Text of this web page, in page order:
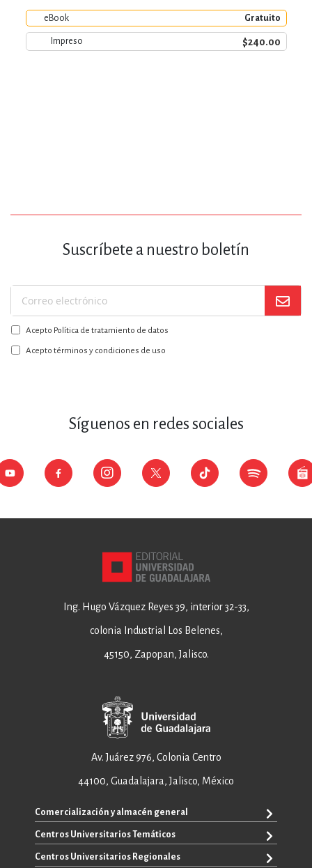
eBook Gratuito
Impreso $240.00
Suscríbete a nuestro boletín
Suscríbase
a
nuestro
boletín:
Acepto Política de tratamiento de datos
Acepto términos y condiciones de uso
Síguenos en redes sociales
Ing. Hugo Vázquez Reyes 39, interior 32-33,
colonia Industrial Los Belenes,
45150, Zapopan, Jalisco.
Av. Juárez 976, Colonia Centro
44100, Guadalajara, Jalisco, México
Comercialización y almacén general
+52 33 3640 6326
+52 33 3640 4595
Centros Universitarios Temáticos
CUAAD
Centros Universitarios Regionales